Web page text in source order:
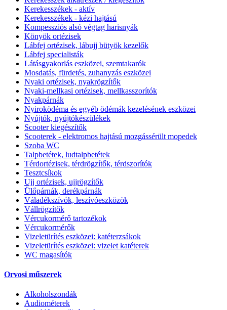
Kerekesszékek - aktív
Kerekesszékek - kézi hajtású
Kompessziós alsó végtag harisnyák
Könyök ortézisek
Lábfej ortézisek, lábujj bütyök kezelők
Lábfej specialisták
Látásgyakorlás eszközei, szemtakarók
Mosdatás, fürdetés, zuhanyzás eszközei
Nyaki ortézisek, nyakrögzítők
Nyaki-mellkasi ortézisek, mellkasszorítók
Nyakpárnák
Nyiroködéma és egyéb ödémák kezelésének eszközei
Nyújtók, nyújtókészülékek
Scooter kiegészítők
Scooterek - elektromos hajtású mozgássérült mopedek
Szoba WC
Talpbetétek, ludtalpbetétek
Térdortézisek, térdrögzítők, térdszorítók
Tesztcsíkok
Ujj ortézisek, ujjrögzítők
Ülőpárnák, derékpárnák
Váladékszívók, leszívóeszközök
Vállrögzítők
Vércukormérő tartozékok
Vércukormérők
Vizeletürítés eszközei: katéterzsákok
Vizeletürítés eszközei: vizelet katéterek
WC magasítók
Orvosi műszerek
Alkoholszondák
Audiométerek